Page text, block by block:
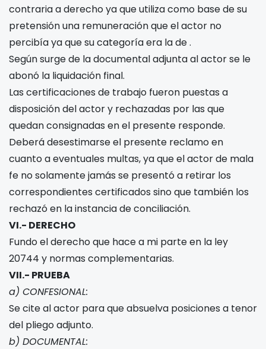
contraria a derecho ya que utiliza como base de su
pretensión una remuneración que el actor no
percibía ya que su categoría era la de.
Según surge de la documental adjunta al actor se le
abonó la liquidación final.
Las certificaciones de trabajo fueron puestas a
disposición del actor y rechazadas por las que
quedan consignadas en el presente responde.
Deberá desestimarse el presente reclamo en
cuanto a eventuales multas, ya que el actor de mala
fe no solamente jamás se presentó a retirar los
correspondientes certificados sino que también los
rechazó en la instancia de conciliación.
VI.- DERECHO
Fundo el derecho que hace a mi parte en la ley
20744 y normas complementarias.
VII.- PRUEBA
a) CONFESIONAL:
Se cite al actor para que absuelva posiciones a tenor
del pliego adjunto.
b) DOCUMENTAL: